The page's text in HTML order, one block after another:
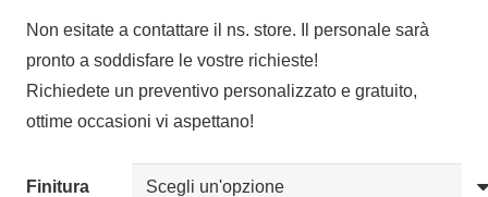
prezzo:
da
€93,48
a
€118,08
Non esitate a contattare il ns. store. Il personale sarà
pronto a soddisfare le vostre richieste!
Richiedete un preventivo personalizzato e gratuito,
ottime occasioni vi aspettano!
Finitura